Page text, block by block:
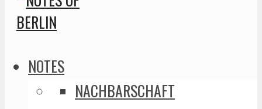
NOTES
NACHBARSCHAFT